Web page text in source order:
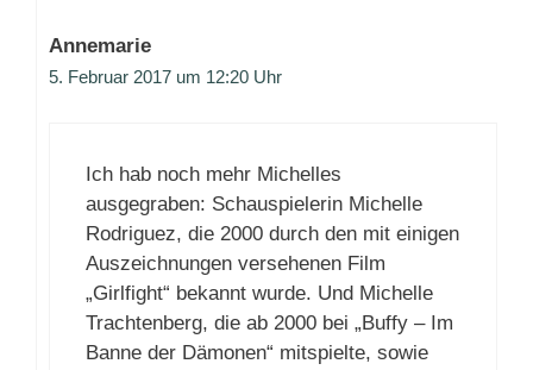
Annemarie
5. Februar 2017 um 12:20 Uhr
Ich hab noch mehr Michelles
ausgegraben: Schauspielerin Michelle
Rodriguez, die 2000 durch den mit einigen
Auszeichnungen versehenen Film
„Girlfight“ bekannt wurde. Und Michelle
Trachtenberg, die ab 2000 bei „Buffy – Im
Banne der Dämonen“ mitspielte, sowie